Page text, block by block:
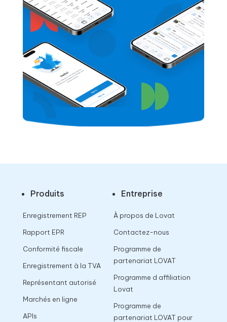
Produits
Enregistrement REP
Rapport EPR
Conformité fiscale
Enregistrement à la TVA
Représentant autorisé
Marchés en ligne
APIs
Entreprise
À propos de Lovat
Contactez-nous
Programme de
partenariat LOVAT
Programme d affiliation
Lovat
Programme de
partenariat LOVAT pour